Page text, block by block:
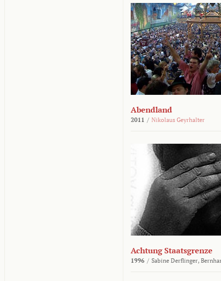
Abendland
2011 / Nikolaus Geyrhalter
Achtung Staatsgrenze
1996 / Sabine Derflinger,